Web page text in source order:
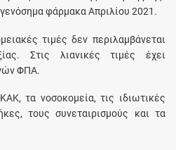
φάρμακα Απριλίου 2021.
τιμές δεν περιλαμβάνεται
Στις λιανικές τιμές έχει
ΦΠΑ.
τα νοσοκομεία, τις ιδιωτικές
τους συνεταιρισμούς και τα